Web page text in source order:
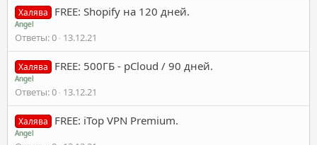
Халява FREE: Shopify на 120 дней.
Angel
Ответы 0 13.12.21
Халява FREE: 500ГБ - pCloud / 90 дней.
Angel
Ответы 0 13.12.21
Халява FREE: iTop VPN Premium.
Angel